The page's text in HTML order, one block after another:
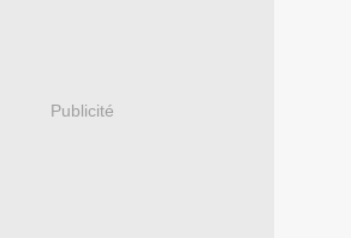
Publicité